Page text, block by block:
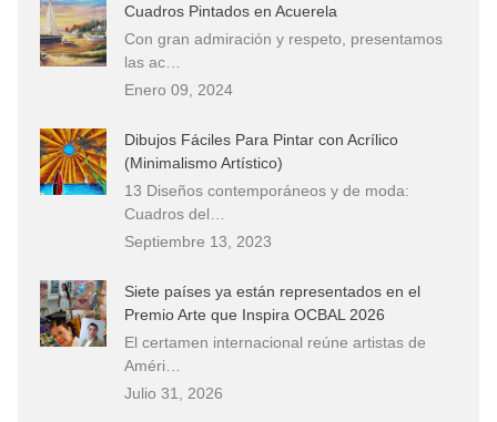
Cuadros Pintados en Acuerela
Con gran admiración y respeto, presentamos
las ac…
Enero 09, 2024
Dibujos Fáciles Para Pintar con Acrílico
(Minimalismo Artístico)
13 Diseños contemporáneos y de moda:
Cuadros del…
Septiembre 13, 2023
Siete países ya están representados en el
Premio Arte que Inspira OCBAL 2026
El certamen internacional reúne artistas de
Améri…
Julio 31, 2026